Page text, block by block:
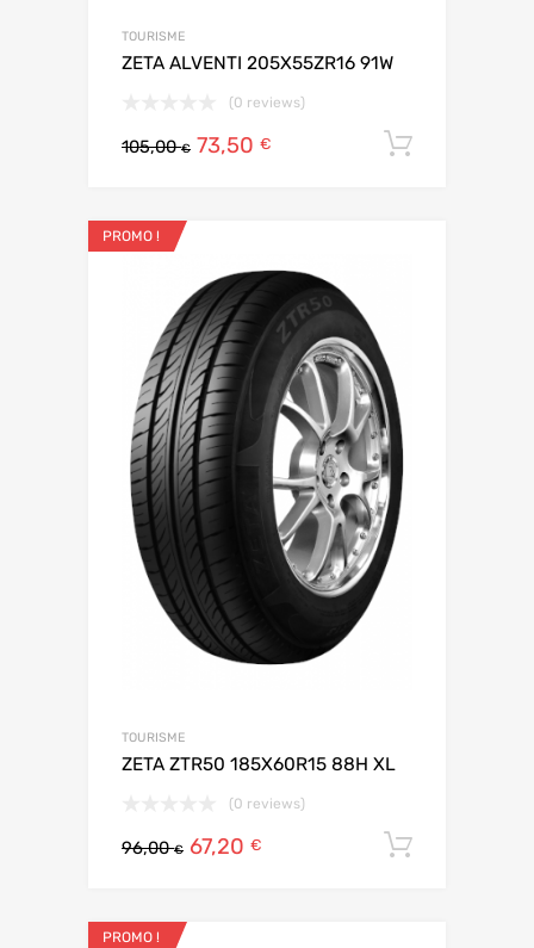
TOURISME
ZETA ALVENTI 205X55ZR16 91W
(0 reviews)
105,00€ 73,50 €
PROMO !
TOURISME
ZETA ZTR50 185X60R15 88H XL
(0 reviews)
96,00€ 67,20 €
PROMO !